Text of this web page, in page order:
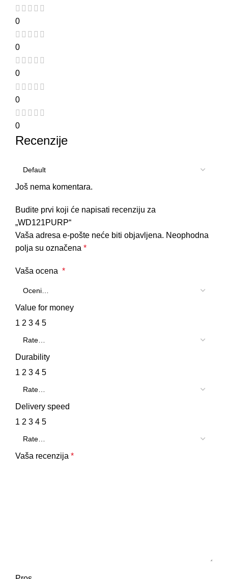
0
0
0
0
0
Recenzije
Još nema komentara.
Budite prvi koji će napisati recenziju za
„WD121PURP“
Vaša adresa e-pošte neće biti objavljena. Neophodna
polja su označena *
Vaša ocena *
Value for money
1 2 3 4 5
Durability
1 2 3 4 5
Delivery speed
1 2 3 4 5
Vaša recenzija *